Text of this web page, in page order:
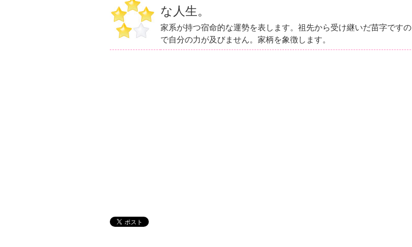
な人生。
家系が持つ宿命的な運勢を表します。祖先から受け継いだ苗字ですの
で自分の力が及びません。家柄を象徴します。